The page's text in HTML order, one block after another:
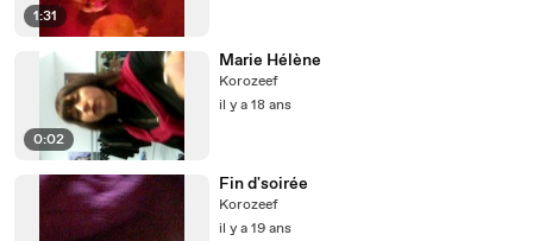
1:31
0:02
Marie Hélène
Korozeef
il y a 18 ans
Fin d'soirée
Korozeef
il y a 19 ans